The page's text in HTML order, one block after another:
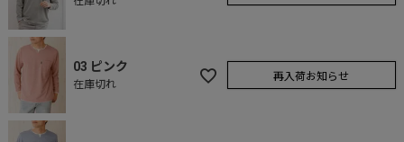
03 ピンク
在庫切れ
再入荷お知らせ